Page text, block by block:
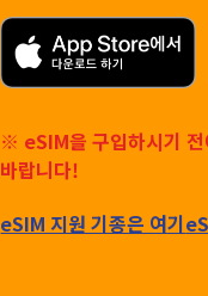
※ eSIM을 구입하시기 전
바랍니다!
eSIM 지원 기종은 여기